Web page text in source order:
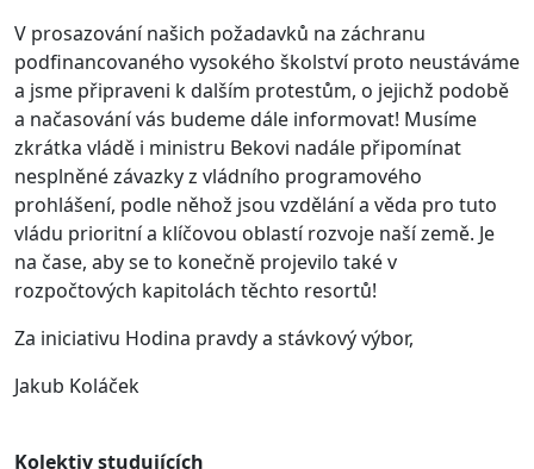
V prosazování našich požadavků na záchranu
podfinancovaného vysokého školství proto neustáváme
a jsme připraveni k dalším protestům, o jejichž podobě
a načasování vás budeme dále informovat! Musíme
zkrátka vládě i ministru Bekovi nadále připomínat
nesplněné závazky z vládního programového
prohlášení, podle něhož jsou vzdělání a věda pro tuto
vládu prioritní a klíčovou oblastí rozvoje naší země. Je
na čase, aby se to konečně projevilo také v
rozpočtových kapitolách těchto resortů!
Za iniciativu Hodina pravdy a stávkový výbor,
Jakub Koláček
Kolektiv studujících